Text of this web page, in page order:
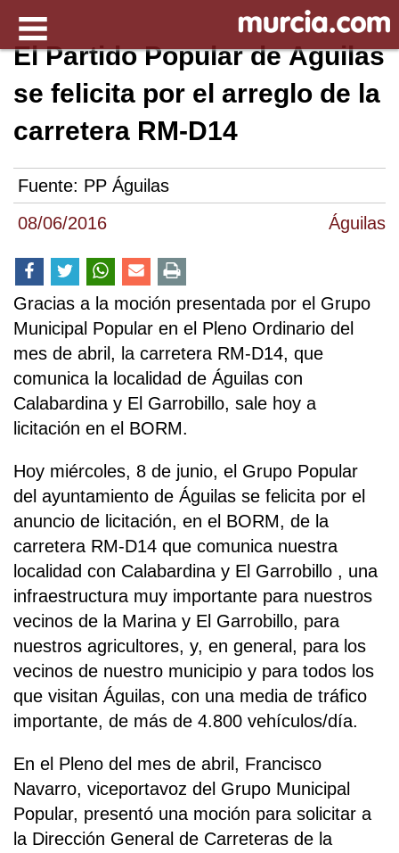
08/06/2016 Águilas
El Partido Popular de Águilas
se felicita por el arreglo de la
carretera RM-D14
Fuente: PP Águilas
Gracias a la moción presentada por el Grupo
Municipal Popular en el Pleno Ordinario del
mes de abril, la carretera RM-D14, que
comunica la localidad de Águilas con
Calabardina y El Garrobillo, sale hoy a
licitación en el BORM.
Hoy miércoles, 8 de junio, el Grupo Popular
del ayuntamiento de Águilas se felicita por el
anuncio de licitación, en el BORM, de la
carretera RM-D14 que comunica nuestra
localidad con Calabardina y El Garrobillo , una
infraestructura muy importante para nuestros
vecinos de la Marina y El Garrobillo, para
nuestros agricultores, y, en general, para los
vecinos de nuestro municipio y para todos los
que visitan Águilas, con una media de tráfico
importante, de más de 4.800 vehículos/día.
En el Pleno del mes de abril, Francisco
Navarro, viceportavoz del Grupo Municipal
Popular, presentó una moción para solicitar a
la Dirección General de Carreteras de la